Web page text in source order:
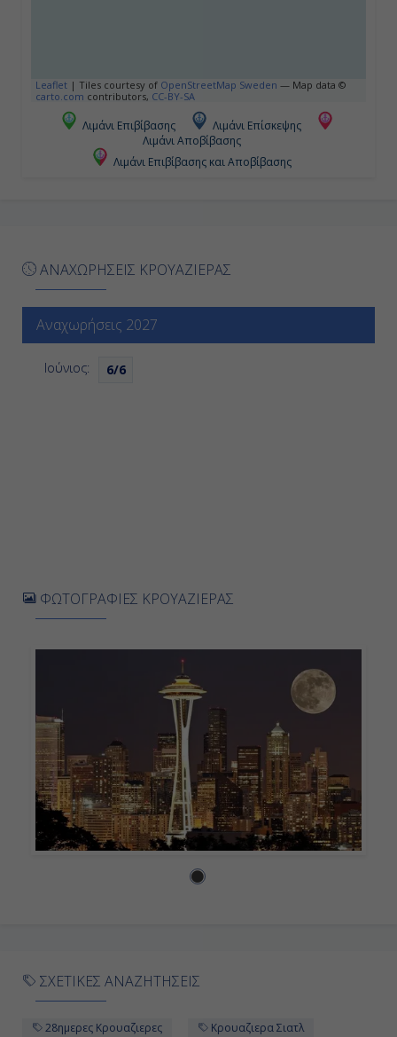
Leaflet | Tiles courtesy of OpenStreetMap Sweden — Map data ©
carto.com contributors, CC-BY-SA
Λιμάνι Επιβίβασης
Λιμάνι Επίσκεψης
Λιμάνι Αποβίβασης
Λιμάνι Επιβίβασης και Αποβίβασης
ΑΝΑΧΩΡΗΣΕΙΣ ΚΡΟΥΑΖΙΕΡΑΣ
Αναχωρήσεις 2027
Ιούνιος: 6/6
ΦΩΤΟΓΡΑΦΙΕΣ ΚΡΟΥΑΖΙΕΡΑΣ
ΣΧΕΤΙΚΕΣ ΑΝΑΖΗΤΗΣΕΙΣ
28ημερες Κρουαζιερες
Κρουαζιερα Σιατλ